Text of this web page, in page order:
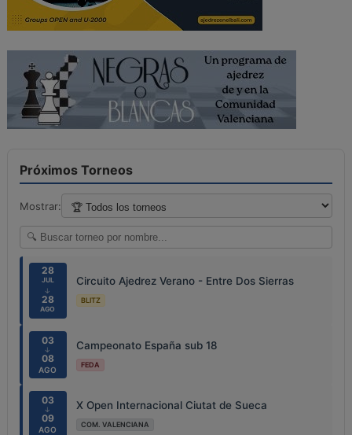
Próximos Torneos
Mostrar:
28
JUL
↓
28
AGO
Circuito Ajedrez Verano - Entre Dos Sierras
BLITZ
03
↓
08
AGO
Campeonato España sub 18
FEDA
03
↓
09
AGO
X Open Internacional Ciutat de Sueca
COM. VALENCIANA